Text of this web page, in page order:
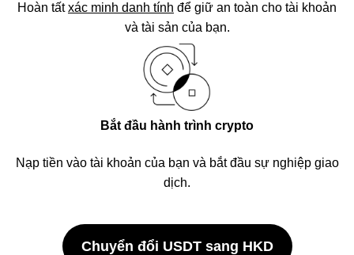
Hoàn tấtxác minh danh tính để giữ an toàn cho tài khoản
và tài sản của bạn.
Bắt đầu hành trình crypto
Nạp tiền vào tài khoản của bạn và bắt đầu sự nghiệp giao
dịch.
Chuyển đổi USDT sang HKD